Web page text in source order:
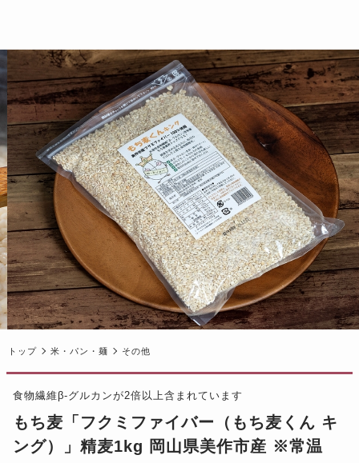
トップ 米・パン・麺 その他
食物繊維β-グルカンが2倍以上含まれています
もち麦「フクミファイバー（もち麦くん キ
ング）」精麦1kg 岡山県美作市産 ※常温